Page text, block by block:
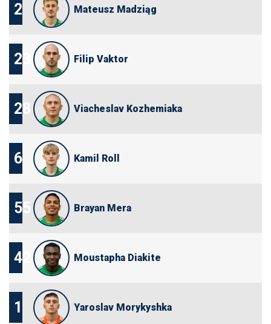
2 Mateusz Madziąg
23 Filip Vaktor
28 Viacheslav Kozhemiaka
6 Kamil Roll
55 Brayan Mera
42 Moustapha Diakite
1 Yaroslav Morykyshka